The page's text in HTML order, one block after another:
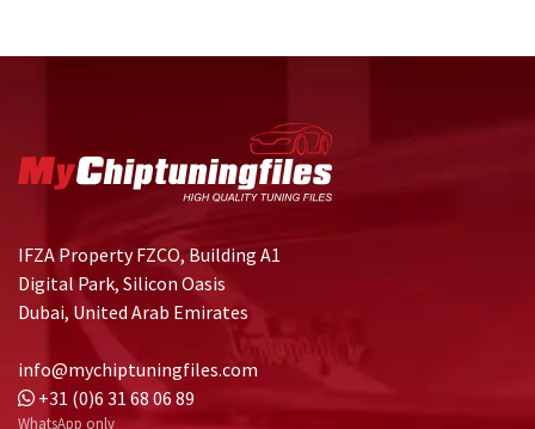
IFZA Property FZCO, Building A1
Digital Park, Silicon Oasis
Dubai, United Arab Emirates
info@mychiptuningfiles.com
+31 (0)6 31 68 06 89
WhatsApp only